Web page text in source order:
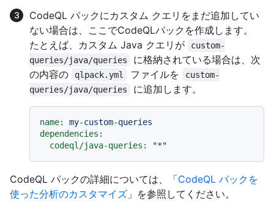
CodeQL パックにカスタム クエリをまだ追加してい
ない場合は、ここでCodeQLパックを作成します。
たとえば、カスタム Java クエリが
custom-
queries/java/queries
に格納されている場合は、次
の内容の
qlpack.yml ファイルを
custom-
queries/java/queries
に追加します。
name:
my-custom-queries
dependencies:
codeql/java-queries:
"*"
CodeQL パックの詳細については、「CodeQL パックを
使った分析のカスタマイズ 」を参照してください。